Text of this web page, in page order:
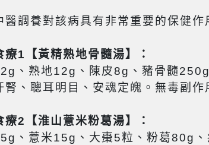
醫調養對該病具有非常重要的保健作
療1【黃精熟地骨髓湯】：
、熟地12g、陳皮8g、豬骨髓
腎、聰耳明目、安魂定魄。無毒副作
療2【淮山薏米粉葛湯】：
、薏米15g、大棗5粒、粉葛80g